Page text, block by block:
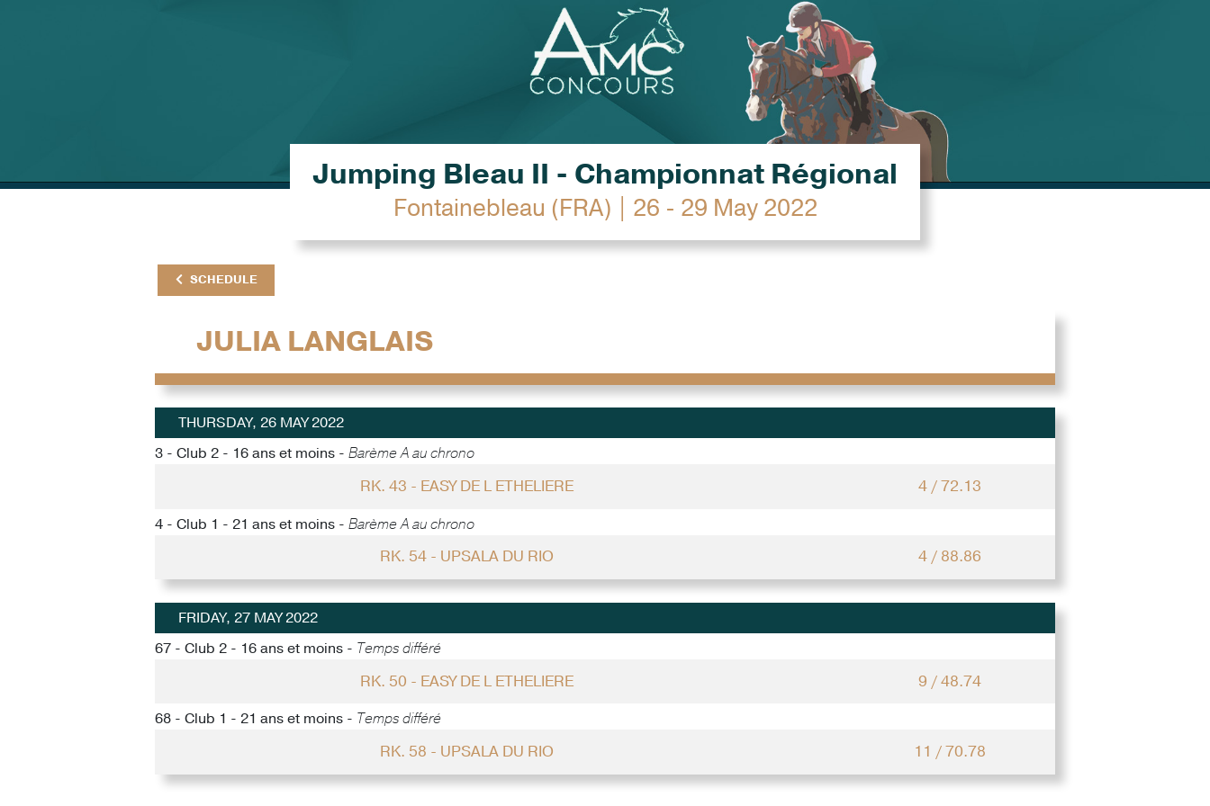
Jumping Bleau II - Championnat Régional
Fontainebleau (FRA) | 26 - 29 May 2022
SCHEDULE
JULIA LANGLAIS
THURSDAY, 26 MAY 2022
3 - Club 2 - 16 ans et moins - Barème A au chrono
RK. 43 - EASY DE L ETHELIERE 4 / 72.13
4 - Club 1 - 21 ans et moins - Barème A au chrono
RK. 54 - UPSALA DU RIO 4 / 88.86
FRIDAY, 27 MAY 2022
67 - Club 2 - 16 ans et moins - Temps différé
RK. 50 - EASY DE L ETHELIERE 9 / 48.74
68 - Club 1 - 21 ans et moins - Temps différé
RK. 58 - UPSALA DU RIO 11 / 70.78